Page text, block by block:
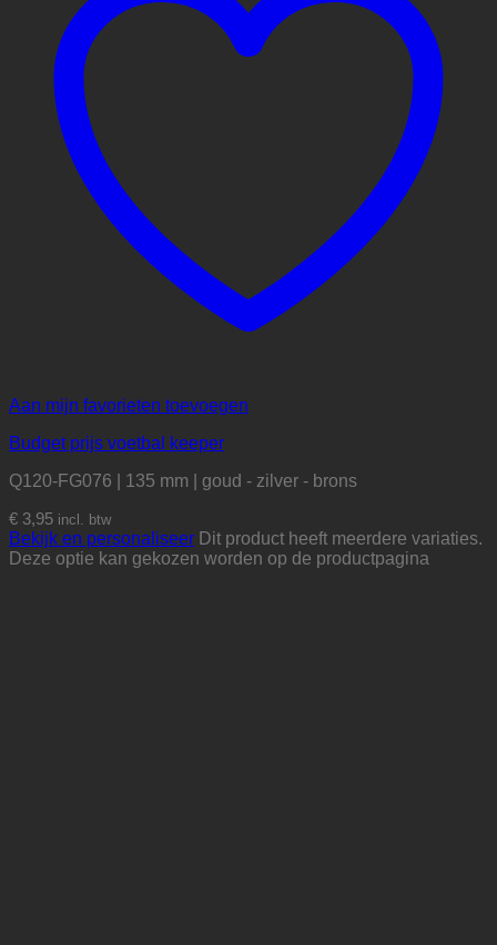
Aan mijn favorieten toevoegen
Budget prijs voetbal keeper
Q120-FG076 | 135 mm | goud - zilver - brons
€ 3,95 incl. btw
Bekijk en personaliseer Dit product heeft meerdere variaties.
Deze optie kan gekozen worden op de productpagina